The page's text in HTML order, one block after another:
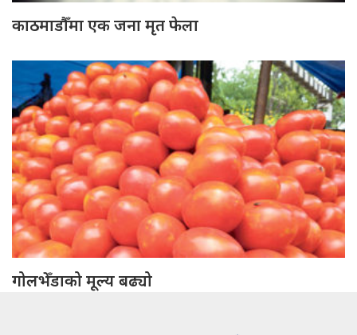
काठमाडौँमा एक जना मृत फेला
गोलभेँडाको मूल्य बढ्यो